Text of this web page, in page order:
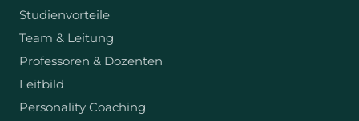
Studienvorteile
Team & Leitung
Professoren & Dozenten
Leitbild
Personality Coaching